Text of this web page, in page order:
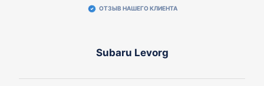
ОТЗЫВ НАШЕГО КЛИЕНТА
Subaru Levorg